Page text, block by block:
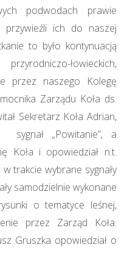
podwodach prawie
przywieźli ich do naszej
to było kontynuacją
łowieckich,
przez naszego Kolegę
Zarządu Koła ds.
Sekretarz Koła Adrian,
sygnał „Powitanie”, a
Koła i opowiedział n.t.
trakcie wybrane sygnały
samodzielnie wykonane
o tematyce leśnej,
przez Zarząd Koła.
Gruszka opowiedział o